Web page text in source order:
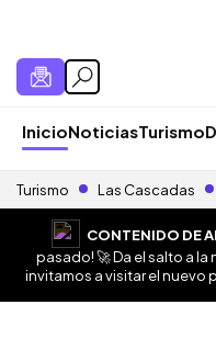
InicioNoticiasTurismo
Turismo Las Cascadas
CONTENIDO DE
pasado! 🚀 Da el salto a la
invitamos a visitar el